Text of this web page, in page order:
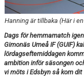
TABELL
Hanning är tillbaka (Här i
Dags för hemmamatch
Gimonäs Umeå IF (GUIF)
lördagsefterniddagen
ambition inför säsongen
vi möts i Edsbyn så kom dit